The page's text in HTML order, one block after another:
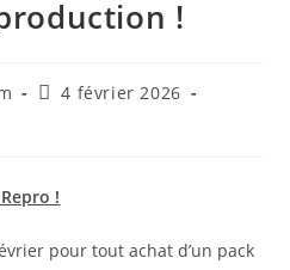
!
4 février 2026
!
pour tout achat d’un pack